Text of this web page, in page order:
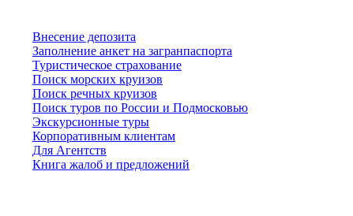
Внесение депозита
Заполнение анкет на загранпаспорта
Туристическое страхование
Поиск морских круизов
Поиск речных круизов
Поиск туров по России и Подмосковью
Экскурсионные туры
Корпоративным клиентам
Для Агентств
Книга жалоб и предложений